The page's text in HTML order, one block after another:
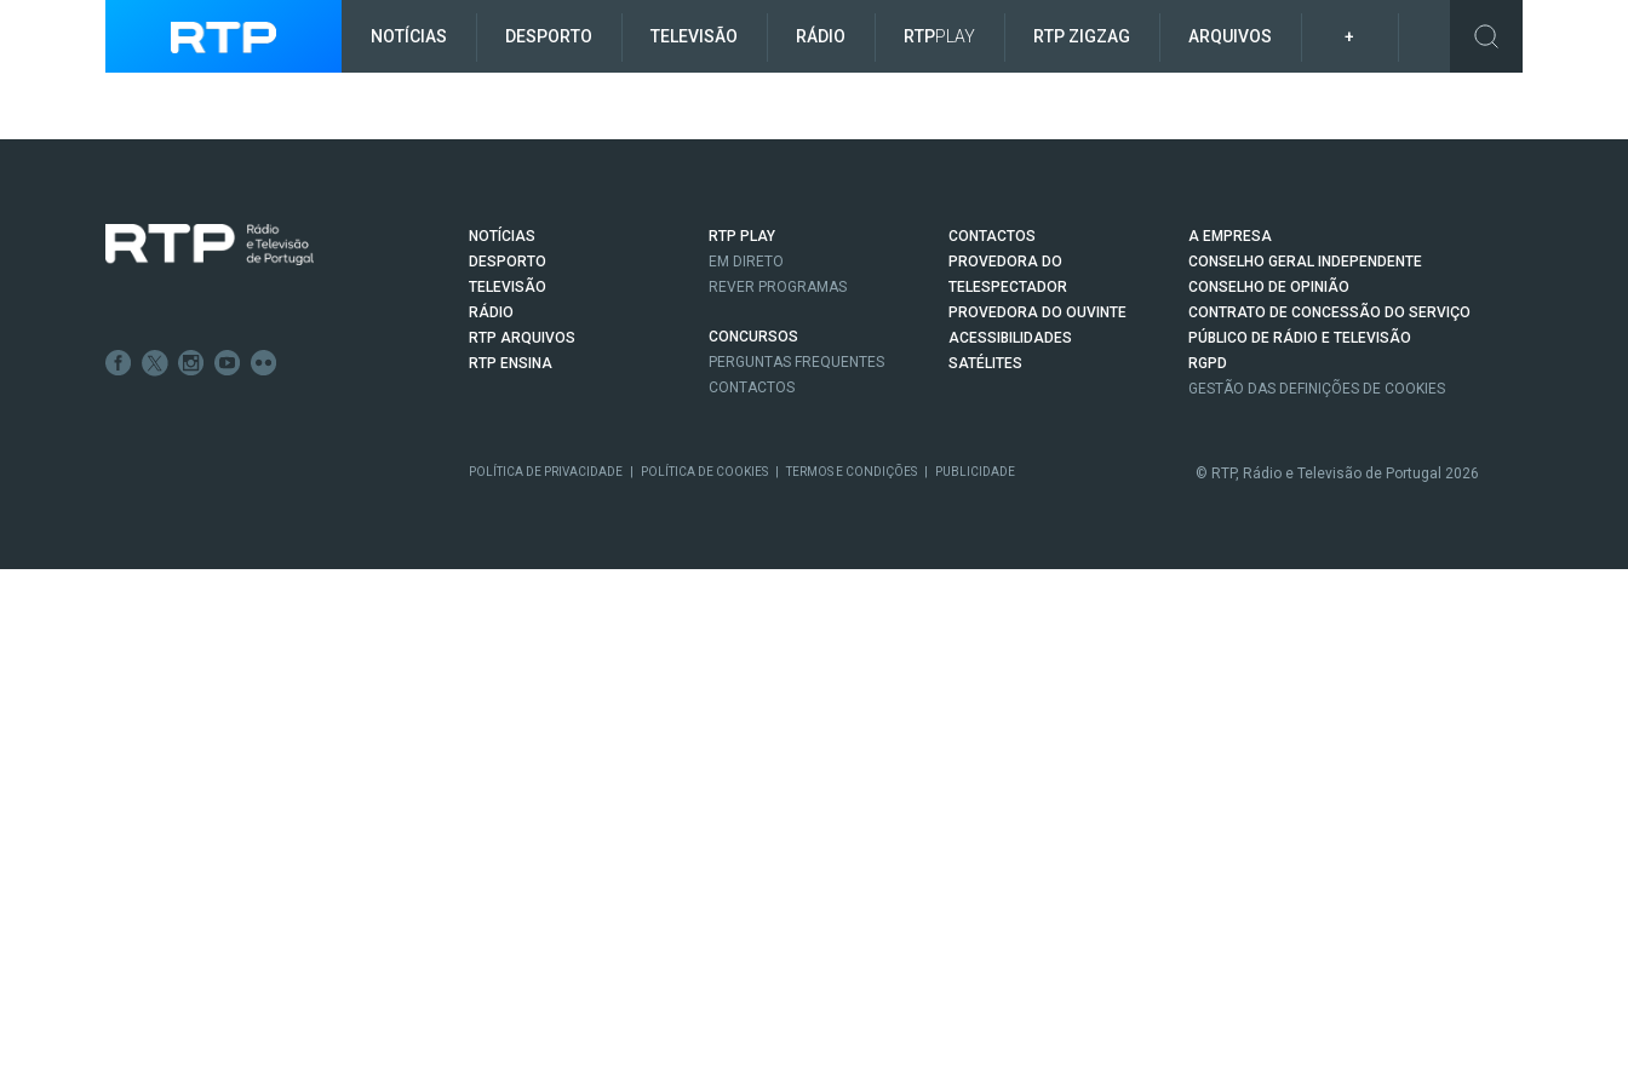
NOTÍCIAS DESPORTO TELEVISÃO RÁDIO RTPPLAY RTP ZIGZAG ARQUIVOS +
NOTÍCIAS
DESPORTO
TELEVISÃO
RÁDIO
RTP ARQUIVOS
RTP ENSINA
RTP PLAY
EM DIRETO
REVER PROGRAMAS
CONCURSOS
PERGUNTAS FREQUENTES
CONTACTOS
CONTACTOS
PROVEDORA DO
TELESPECTADOR
PROVEDORA DO OUVINTE
ACESSIBILIDADES
SATÉLITES
A EMPRESA
CONSELHO GERAL INDEPENDENTE
CONSELHO DE OPINIÃO
CONTRATO DE CONCESSÃO DO SERVIÇO
PÚBLICO DE RÁDIO E TELEVISÃO
RGPD
GESTÃO DAS DEFINIÇÕES DE COOKIES
POLÍTICA DE PRIVACIDADE POLÍTICA DE COOKIES TERMOS E CONDIÇÕES PUBLICIDADE © RTP, Rádio e Televisão de Portugal 2026